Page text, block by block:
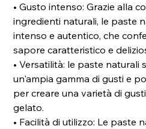
• Gusto intenso: Grazie alla
ingredienti naturali, le paste
intenso e autentico, che
sapore caratteristico e
• Versatilità: le paste naturali
un'ampia gamma di gusti e
per creare una varietà di
gelato.
• Facilità di utilizzo: Le paste